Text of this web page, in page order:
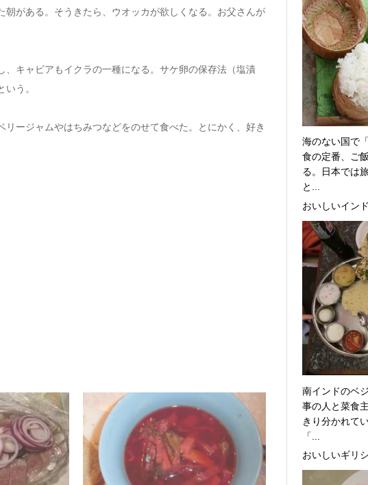
がある。そうきたら、ウオッカが欲しくなる。お父さんが
キャビアもイクラの一種になる。サケ卵の保存法（塩漬
う。
ージャムやはちみつなどをのせて食べた。とにかく、好き
海のない国で
食の定番、ご
る。日本では
と...
おいしいイン
南インドのベ
事の人と菜食
きり分かれて
「...
おいしいギリ